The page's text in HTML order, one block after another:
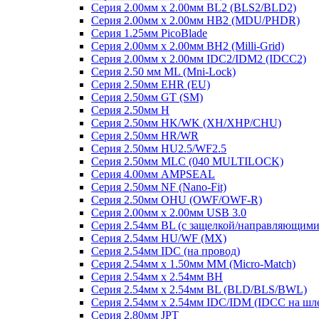
Серия 2.00мм x 2.00мм BL2 (BLS2/BLD2)
Серия 2.00мм x 2.00мм HB2 (MDU/PHDR)
Серия 1.25мм PicoBlade
Серия 2.00мм х 2.00мм BH2 (Milli-Grid)
Серия 2.00мм х 2.00мм IDC2/IDM2 (IDCC2)
Серия 2.50 мм ML (Mni-Lock)
Серия 2.50мм EHR (EU)
Серия 2.50мм GT (SM)
Серия 2.50мм H
Серия 2.50мм HK/WK (XH/XHP/CHU)
Серия 2.50мм HR/WR
Серия 2.50мм HU2.5/WF2.5
Серия 2.50мм MLC (040 MULTILOCK)
Серия 4.00мм AMPSEAL
Серия 2.50мм NF (Nano-Fit)
Серия 2.50мм OHU (OWF/OWF-R)
Серия 2.00мм x 2.00мм USB 3.0
Серия 2.54мм BL (с защелкой/
Серия 2.54мм HU/WF (MX)
Серия 2.54мм IDC (на провод)
Серия 2.54мм х 1.50мм MM (Micro-Match)
Серия 2.54мм х 2.54мм BH
Серия 2.54мм х 2.54мм BL (BLD/BLS/BWL)
Серия 2.54мм х 2.54мм IDC/IDM (IDCC на
Серия 2.80мм JPT